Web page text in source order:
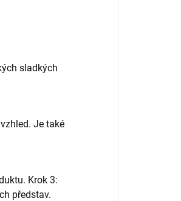
sladkých
Je také
Krok 3:
představ.